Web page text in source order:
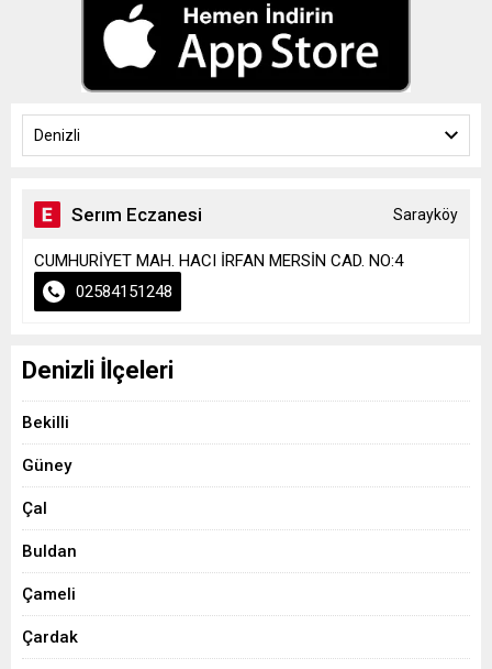
Denizli
Serım Eczanesi Sarayköy
CUMHURİYET MAH. HACI İRFAN MERSİN CAD. NO:4
02584151248
Denizli İlçeleri
Bekilli
Güney
Çal
Buldan
Çameli
Çardak